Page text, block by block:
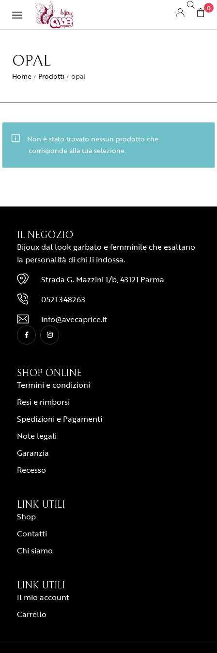
0
OPAL
Home / Prodotti / opal
Non è stato trovato nessun prodotto che
corrisponde alla tua selezione.
IL NEGOZIO
Bijoux dal look garbato e femminile che esaltano
la personalità di chi li indossa.
Strada G. Mazzini 1/b, 43121 Parma
0521 348263
info@avecaprice.it
SHOP ONLINE
Termini e condizioni
Resi e rimborsi
Spedizioni e Pagamenti
Note legali
Garanzia
Recesso
LINK UTILI
Shop
Contatti
Chi siamo
LINK UTILI
Il mio account
Carrello